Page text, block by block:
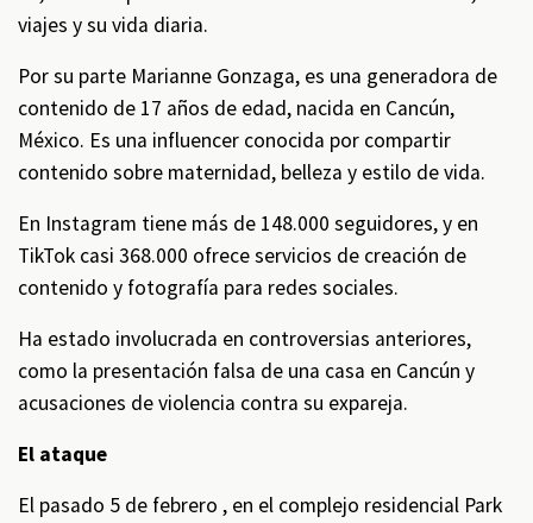
viajes y su vida diaria.
Por su parte Marianne Gonzaga, es una generadora de
contenido de 17 años de edad, nacida en Cancún,
México. Es una influencer conocida por compartir
contenido sobre maternidad, belleza y estilo de vida.
En Instagram tiene más de 148.000 seguidores, y en
TikTok casi 368.000 ofrece servicios de creación de
contenido y fotografía para redes sociales.
Ha estado involucrada en controversias anteriores,
como la presentación falsa de una casa en Cancún y
acusaciones de violencia contra su expareja.
El ataque
El pasado 5 de febrero , en el complejo residencial Park